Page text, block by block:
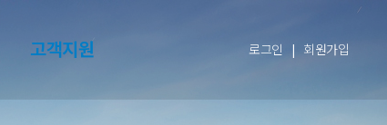
로그인 | 회원가입
고객지원